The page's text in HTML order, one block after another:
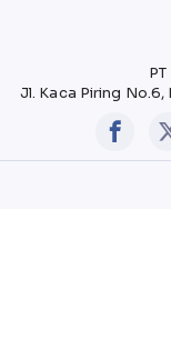
Jl. Kaca Piring